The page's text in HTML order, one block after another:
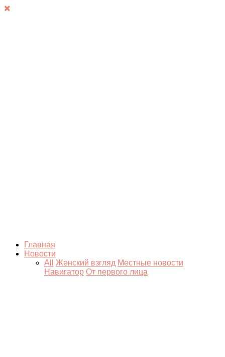
Главная
Новости
All
Женский взгляд Местные новости
Навигатор От первого лица